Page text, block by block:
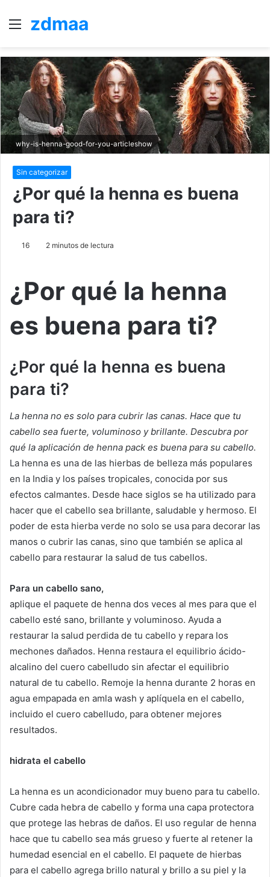
Menú
zdmaa
why-is-henna-good-for-you-articleshow
Sin categorizar
¿Por qué la henna es buena
para ti?
16 2 minutos de lectura
¿Por qué la henna
es buena para ti?
¿Por qué la henna es buena
para ti?
La henna no es solo para cubrir las canas. Hace que tu
cabello sea fuerte, voluminoso y brillante. Descubra por
qué la aplicación de henna pack es buena para su cabello.
La henna es una de las hierbas de belleza más populares
en la India y los países tropicales, conocida por sus
efectos calmantes. Desde hace siglos se ha utilizado para
hacer que el cabello sea brillante, saludable y hermoso. El
poder de esta hierba verde no solo se usa para decorar las
manos o cubrir las canas, sino que también se aplica al
cabello para restaurar la salud de tus cabellos.
Para un cabello sano,
aplique el paquete de henna dos veces al mes para que el
cabello esté sano, brillante y voluminoso. Ayuda a
restaurar la salud perdida de tu cabello y repara los
mechones dañados. Henna restaura el equilibrio ácido-
alcalino del cuero cabelludo sin afectar el equilibrio
natural de tu cabello. Remoje la henna durante 2 horas en
agua empapada en amla wash y aplíquela en el cabello,
incluido el cuero cabelludo, para obtener mejores
resultados.
hidrata el cabello
La henna es un acondicionador muy bueno para tu cabello.
Cubre cada hebra de cabello y forma una capa protectora
que protege las hebras de daños. El uso regular de henna
hace que tu cabello sea más grueso y fuerte al retener la
humedad esencial en el cabello. El paquete de hierbas
para el cabello agrega brillo natural y brillo a su piel y la